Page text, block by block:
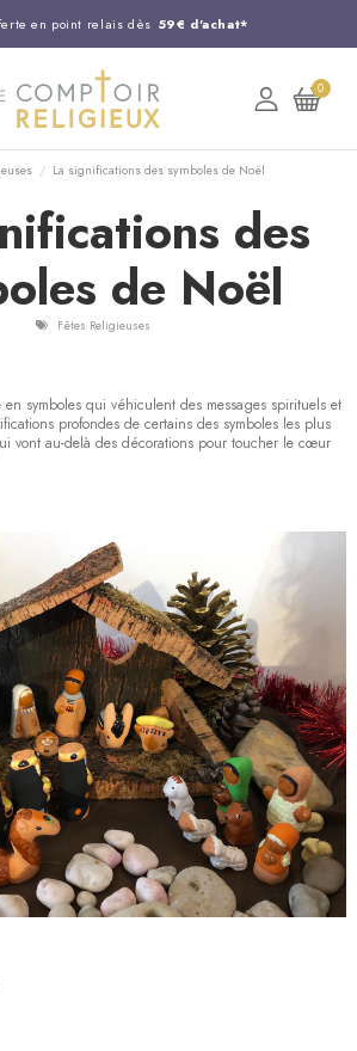
en point relais dès 59€ d'achat*
Française familiale
disponible au 03 20 24 74 15
14H, expédition le jour même !
0
La significations des symboles de Noël
des
de Noël
Fêtes Religieuses
symboles qui véhiculent des messages spirituels et
profondes de certains des symboles les plus
vont au-delà des décorations pour toucher le cœur